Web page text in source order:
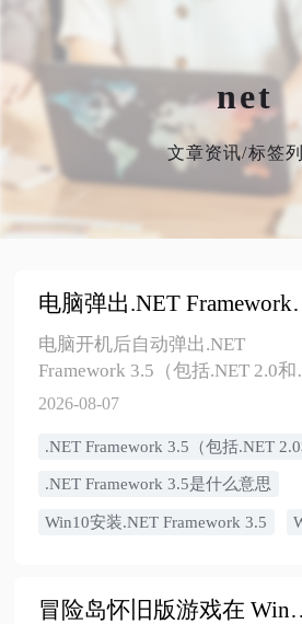
net
文章资讯/标签
电脑弹出.NET
电脑开机后自动弹出.NET
Framework 3.5（包括.NET 2.0和
3.0）安装提醒，通常说明某个启
或旧软件后台组件需要旧版.NET
运行环境。本文讲清这个提醒意
触发程序，以及Win10/Win11官
2026-08-07
.NET Framework 3.5（包括.NET 2.0
​.NET Framework 3.5是什么意思
Win10安装.NET Framework 3.5
冒险岛怀旧版游戏